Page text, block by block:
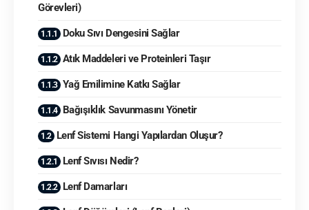
Görevleri)
Doku Sıvı Dengesini Sağlar
Atık Maddeleri ve Proteinleri Taşır
Yağ Emilimine Katkı Sağlar
Bağışıklık Savunmasını Yönetir
Lenf Sistemi Hangi Yapılardan Oluşur?
Lenf Sıvısı Nedir?
Lenf Damarları